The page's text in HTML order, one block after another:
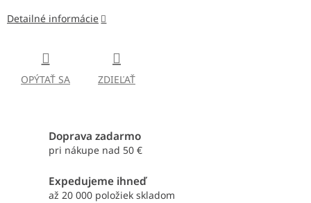
Detailné informácie
OPÝTAŤ SA ZDIEĽAŤ
Doprava zadarmo
pri nákupe nad 50 €
Expedujeme ihneď
až 20 000 položiek skladom